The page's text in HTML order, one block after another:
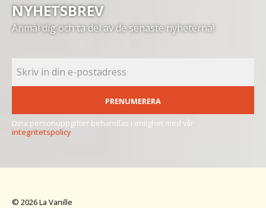
NYHETSBREV
Anmäl dig och ta del av de senaste nyheterna!
PRENUMERERA
Dina personuppgifter behandlas i enlighet med vår
integritetspolicy.
© 2026 La Vanille